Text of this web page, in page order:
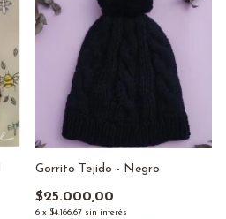
Gorrito Tejido - Negro
$25.000,00
6 x $4.166,67 sin interés